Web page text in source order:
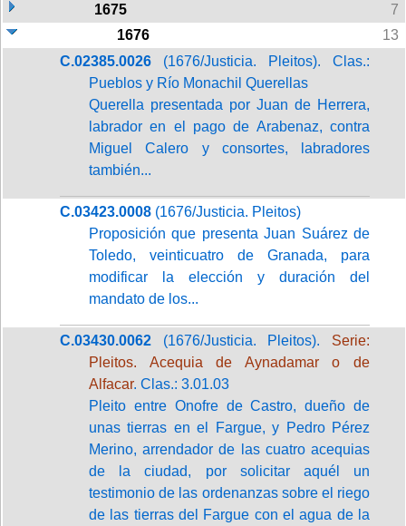
1675
7
1676
13
C.02385.0026 (1676/Justicia. Pleitos). Clas.:
Pueblos y Río Monachil Querellas
Querella presentada por Juan de Herrera,
labrador en el pago de Arabenaz, contra
Miguel Calero y consortes, labradores
también...
C.03423.0008 (1676/Justicia. Pleitos)
Proposición que presenta Juan Suárez de
Toledo, veinticuatro de Granada, para
modificar la elección y duración del
mandato de los...
C.03430.0062 (1676/Justicia. Pleitos). Serie:
Pleitos. Acequia de Aynadamar o de
Alfacar. Clas.: 3.01.03
Pleito entre Onofre de Castro, dueño de
unas tierras en el Fargue, y Pedro Pérez
Merino, arrendador de las cuatro acequias
de la ciudad, por solicitar aquél un
testimonio de las ordenanzas sobre el riego
de las tierras del Fargue con el agua de la